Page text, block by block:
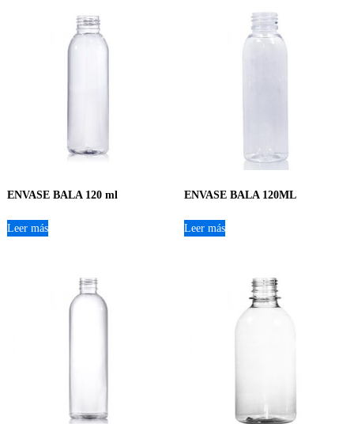
ENVASE BALA 120 ml
Leer más
ENVASE BALA 120ML
Leer más